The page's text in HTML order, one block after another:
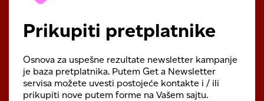
Prikupiti pretplatnike
Osnova za uspešne rezultate newsletter kampanje
je baza pretplatnika. Putem Get a Newsletter
servisa možete uvesti postojeće kontakte i / ili
prikupiti nove putem forme na Vašem sajtu.